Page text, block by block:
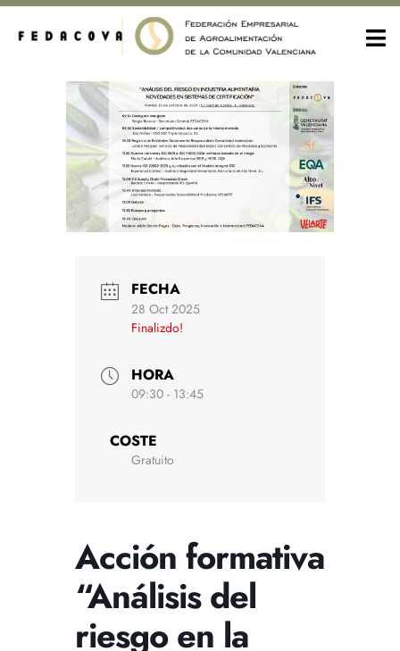
FECHA
28 Oct 2025
Finalizdo!
HORA
09:30 - 13:45
COSTE
Gratuito
Acción formativa
“Análisis del
riesgo en la